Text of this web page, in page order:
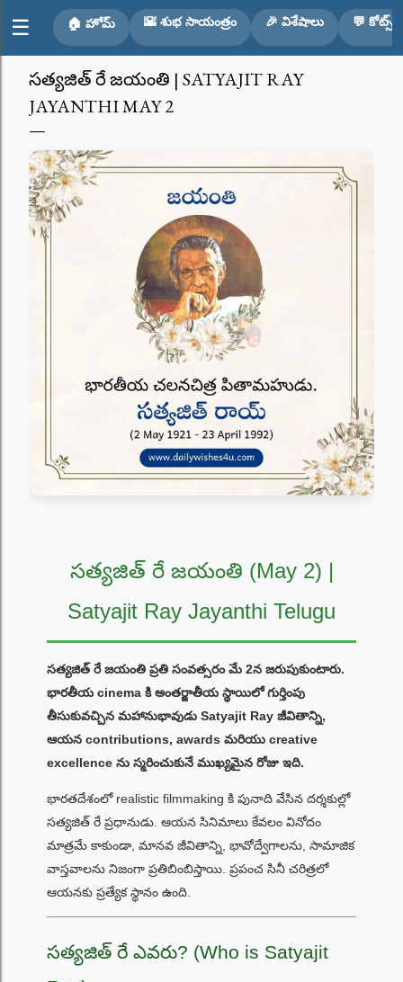
Skip to main content
☰ 🏠 హోమ్ 🌇 శుభ సాయంత్రం 🎉 విశేషాలు 💬 కోట్స్
సత్యజిత్ రే జయంతి | SATYAJIT RAY
JAYANTHI MAY 2
సత్యజిత్ రే జయంతి (May 2) |
Satyajit Ray Jayanthi Telugu
సత్యజిత్ రే జయంతి ప్రతి సంవత్సరం మే 2న జరుపుకుంటారు.
భారతీయ cinema కి అంతర్జాతీయ స్థాయిలో గుర్తింపు
తీసుకువచ్చిన మహానుభావుడు Satyajit Ray జీవితాన్ని,
ఆయన contributions, awards మరియు creative
excellence ను స్మరించుకునే ముఖ్యమైన రోజు ఇది.
భారతదేశంలో realistic filmmaking కి పునాది వేసిన దర్శకుల్లో
సత్యజిత్ రే ప్రధానుడు. ఆయన సినిమాలు కేవలం వినోదం
మాత్రమే కాకుండా, మానవ జీవితాన్ని, భావోద్వేగాలను, సామాజిక
వాస్తవాలను నిజంగా ప్రతిబింబిస్తాయి. ప్రపంచ సినీ చరిత్రలో
ఆయనకు ప్రత్యేక స్థానం ఉంది.
సత్యజిత్ రే ఎవరు? (Who is Satyajit